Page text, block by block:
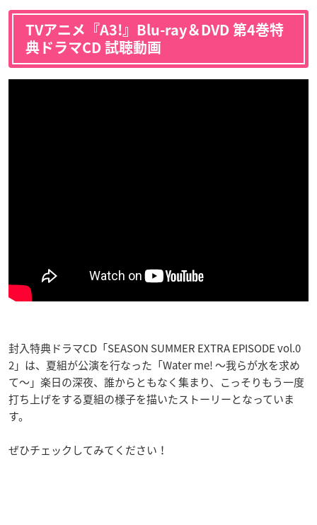
TVアニメ『A3!』Blu-ray＆DVD 第4巻特
典ドラマCD 試聴動画
封入特典ドラマCD「SEASON SUMMER EXTRA EPISODE vol.0
2」は、夏組が公演を行なった「Water me! ～我らが水を求め
て～」楽日の深夜、誰からともなく集まり、こっそりもう一度
打ち上げをする夏組の様子を描いたストーリーとなっていま
す。
ぜひチェックしてみてください！